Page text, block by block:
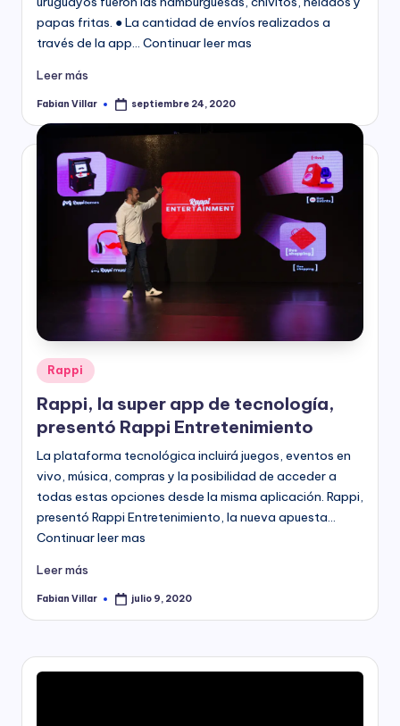
papas fritas. ● La cantidad de envíos realizados a
través de la app… Continuar leer mas
Leer más
Publicado
Fabian Villar septiembre 24, 2020
Publicado
en
Rappi
Rappi, la super app de tecnología,
presentó Rappi Entretenimiento
La plataforma tecnológica incluirá juegos, eventos en
vivo, música, compras y la posibilidad de acceder a
todas estas opciones desde la misma aplicación. Rappi,
presentó Rappi Entretenimiento, la nueva apuesta…
Continuar leer mas
Leer más
Publicado
Fabian Villar julio 9, 2020